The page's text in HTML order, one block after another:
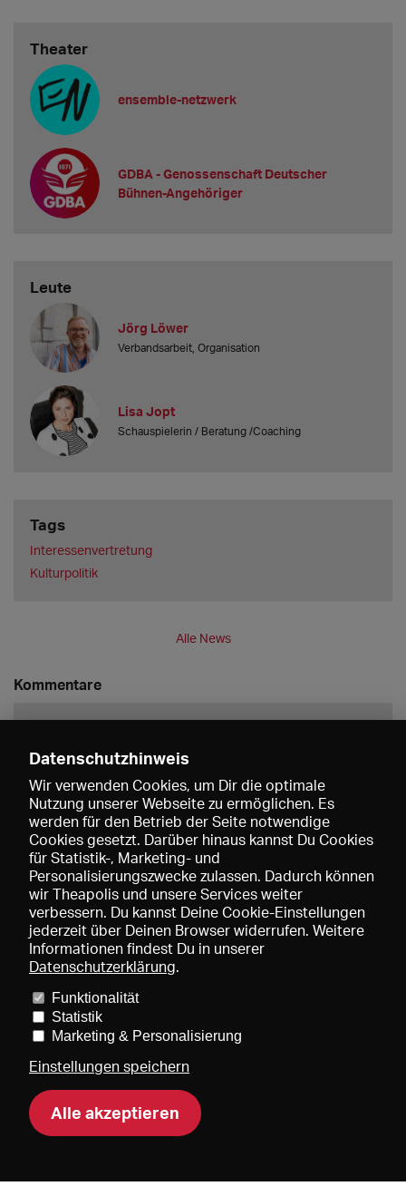
Theater
ensemble-netzwerk
GDBA - Genossenschaft Deutscher
Bühnen-Angehöriger
Leute
Jörg Löwer
Verbandsarbeit, Organisation
Lisa Jopt
Schauspielerin / Beratung /Coaching
Tags
Interessenvertretung
Kulturpolitik
Alle News
Kommentare
Speichern
Preise und Mitgliedschaften
Mediadaten
Über uns Impressum
DE
Datenschutzhinweis
Wir verwenden Cookies, um Dir die optimale
Nutzung unserer Webseite zu ermöglichen. Es
werden für den Betrieb der Seite notwendige
Cookies gesetzt. Darüber hinaus kannst Du Cookies
für Statistik-, Marketing- und
Personalisierungszwecke zulassen. Dadurch können
wir Theapolis und unsere Services weiter
verbessern. Du kannst Deine Cookie-Einstellungen
jederzeit über Deinen Browser widerrufen. Weitere
Informationen findest Du in unserer
Datenschutzerklärung.
Funktionalität
Statistik
Marketing & Personalisierung
Einstellungen speichern
Alle akzeptieren